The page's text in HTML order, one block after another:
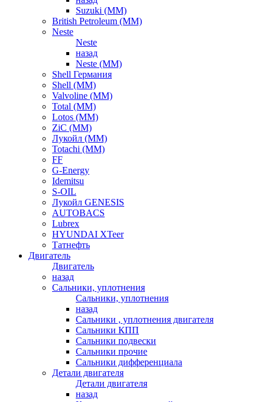
Suzuki (ММ)
British Petroleum (ММ)
Neste
Neste
назад
Neste (ММ)
Shell Германия
Shell (ММ)
Valvoline (ММ)
Total (ММ)
Lotos (ММ)
ZiC (ММ)
Лукойл (ММ)
Totachi (MM)
FF
G-Energy
Idemitsu
S-OIL
Лукойл GENESIS
AUTOBACS
Lubrex
HYUNDAI XTeer
Татнефть
Двигатель
Двигатель
назад
Сальники, уплотнения
Сальники, уплотнения
назад
Сальники , уплотнения двигателя
Сальники КПП
Сальники подвески
Сальники прочие
Сальники дифференциала
Детали двигателя
Детали двигателя
назад